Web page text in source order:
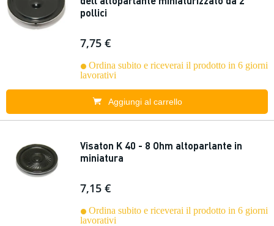
pollici
7,75 €
Ordina subito e riceverai il prodotto in 6 giorni
lavorativi
Aggiungi al carrello
Visaton K 40 - 8 Ohm altoparlante in
miniatura
7,15 €
Ordina subito e riceverai il prodotto in 6 giorni
lavorativi